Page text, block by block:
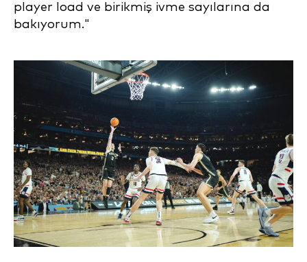
player load ve birikmiş ivme sayılarına da
bakıyorum."